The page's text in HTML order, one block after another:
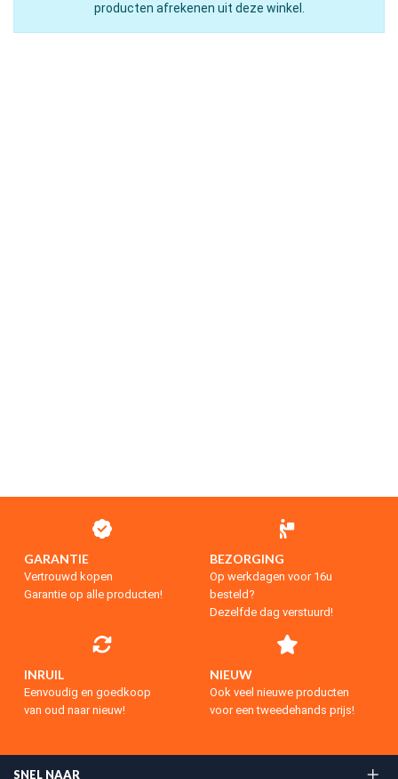
producten afrekenen uit deze winkel.
GARANTIE
Vertrouwd kopen
Garantie op alle producten!
BEZORGING
Op werkdagen voor 16u
besteld?
Dezelfde dag verstuurd!
INRUIL
Eenvoudig en goedkoop
van oud naar nieuw!
NIEUW
Ook veel nieuwe producten
voor een tweedehands prijs!
SNEL NAAR